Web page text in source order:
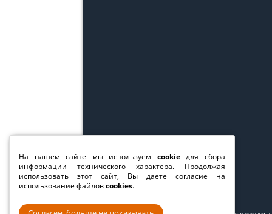
На нашем сайте мы используем cookieдля сбора
информации технического характера. Продолжая
использовать этот сайт, Вы даете согласие на
использование файловcookies.